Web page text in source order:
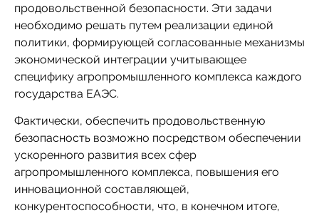
продовольственной безопасности. Эти задачи
необходимо решать путем реализации единой
политики, формирующей согласованные механизмы
экономической интеграции учитывающее
специфику агропромышленного комплекса каждого
государства ЕАЭС.
Фактически, обеспечить продовольственную
безопасность возможно посредством обеспечении
ускоренного развития всех сфер
агропромышленного комплекса, повышения его
инновационной составляющей,
конкурентоспособности, что, в конечном итоге,